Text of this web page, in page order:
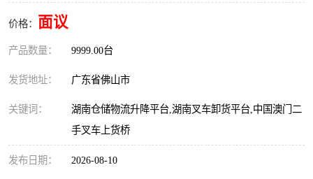
价格： 面议
产品数量： 9999.00台
发货地址： 广东省佛山市
关键词：
湖南仓储物流升降平台,湖南叉车卸货平台,中国澳门二
手叉车上货桥
发布日期： 2026-08-10